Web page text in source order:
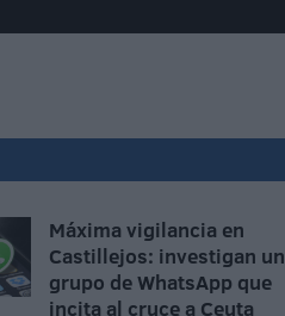
Máxima vigilancia en
Castillejos: investigan un
grupo de WhatsApp que
incita al cruce a Ceuta